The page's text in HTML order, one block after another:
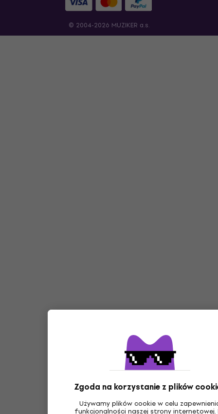
Zgoda na korzystanie z plików
Używamy plików cookie w celu
funkcjonalności naszej strony internetowej.
© 2004-2026 MUZIKER a.s.